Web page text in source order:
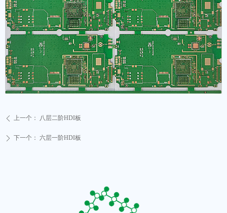
ꄴ 上一个： 八层二阶HDI板
ꄲ 下一个： 六层一阶HDI板